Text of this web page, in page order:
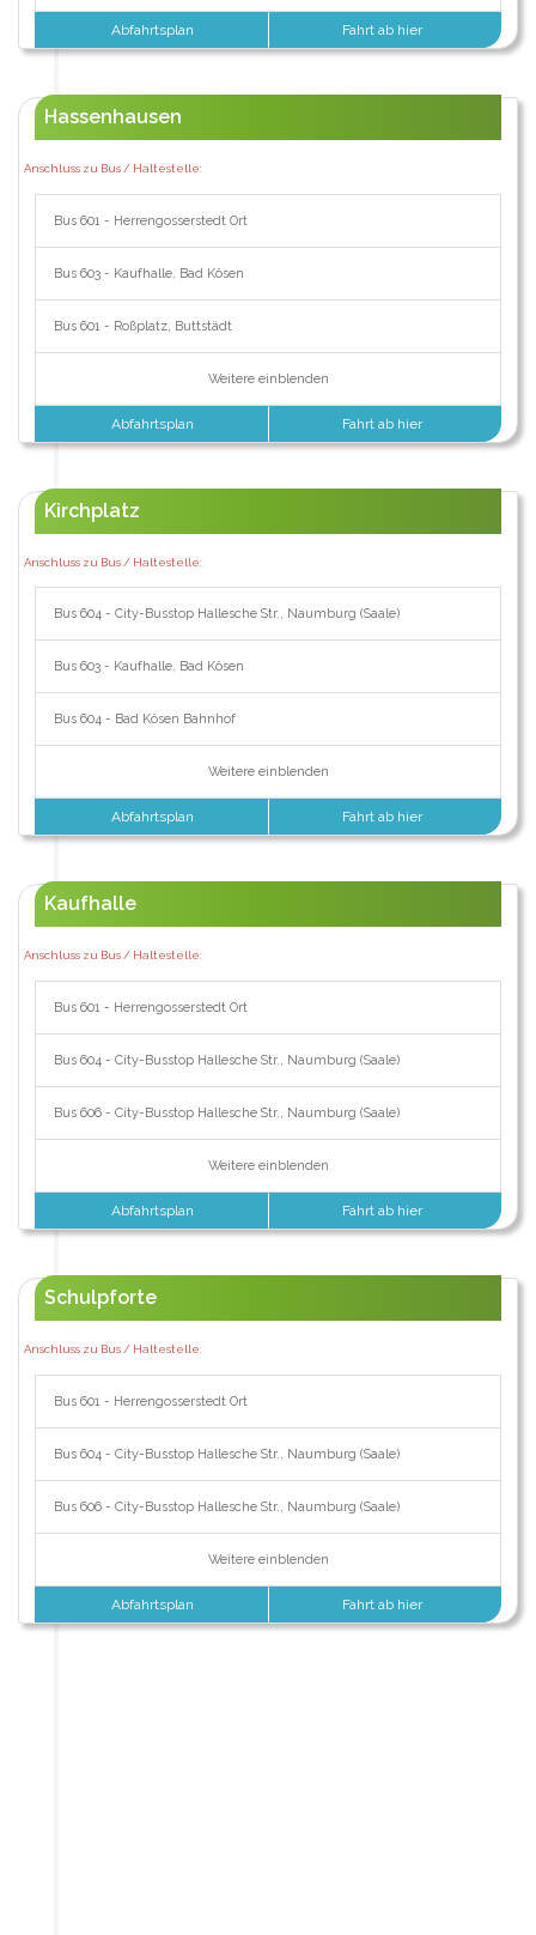
Abfahrtsplan Fahrt ab hier
Hassenhausen
Anschluss zu Bus / Haltestelle:
Bus 601 - Herrengosserstedt Ort
Bus 603 - Kaufhalle, Bad Kösen
Bus 601 - Roßplatz, Buttstädt
Weitere einblenden
Abfahrtsplan Fahrt ab hier
Kirchplatz
Anschluss zu Bus / Haltestelle:
Bus 604 - City-Busstop Hallesche Str., Naumburg (Saale)
Bus 603 - Kaufhalle, Bad Kösen
Bus 604 - Bad Kösen Bahnhof
Weitere einblenden
Abfahrtsplan Fahrt ab hier
Kaufhalle
Anschluss zu Bus / Haltestelle:
Bus 601 - Herrengosserstedt Ort
Bus 604 - City-Busstop Hallesche Str., Naumburg (Saale)
Bus 606 - City-Busstop Hallesche Str., Naumburg (Saale)
Weitere einblenden
Abfahrtsplan Fahrt ab hier
Schulpforte
Anschluss zu Bus / Haltestelle:
Bus 601 - Herrengosserstedt Ort
Bus 604 - City-Busstop Hallesche Str., Naumburg (Saale)
Bus 606 - City-Busstop Hallesche Str., Naumburg (Saale)
Weitere einblenden
Abfahrtsplan Fahrt ab hier